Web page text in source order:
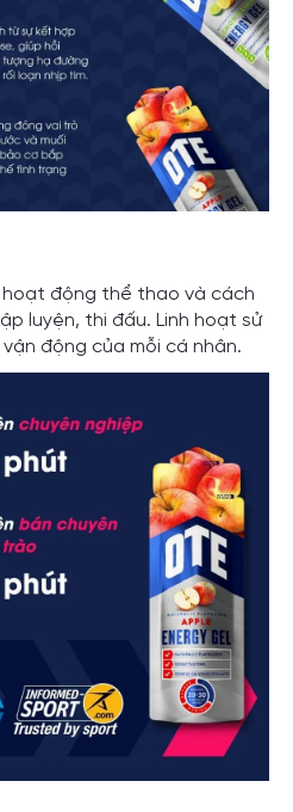
hoạt động thể thao và cách
luyện, thi đấu. Linh hoạt sử
động của mỗi cá nhân.